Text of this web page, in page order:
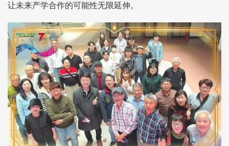
让未来产学合作的可能性无限延伸。